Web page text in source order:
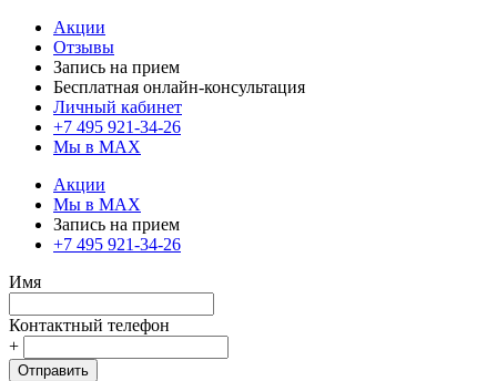
Акции
Отзывы
Запись на прием
Бесплатная онлайн-консультация
Личный кабинет
+7 495 921-34-26
Мы в MAX
Акции
Мы в MAX
Запись на прием
+7 495 921-34-26
Имя
Контактный телефон
+
Отправить